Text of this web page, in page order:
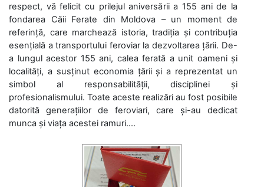
respect, vă felicit cu prilejul aniversării a 155 ani de la
fondarea Căii Ferate din Moldova – un moment de
referință, care marchează istoria, tradiția și contribuția
esențială a transportului feroviar la dezvoltarea țării. De-
a lungul acestor 155 ani, calea ferată a unit oameni și
localități, a susținut economia țării și a reprezentat un
simbol al responsabilității, disciplinei și
profesionalismului. Toate aceste realizări au fost posibile
datorită generațiilor de feroviari, care și-au dedicat
munca și viața acestei ramuri....